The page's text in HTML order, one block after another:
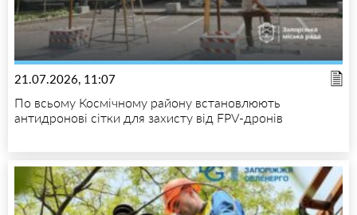
21.07.2026, 11:07
По всьому Космічному району встановлюють
антидронові сітки для захисту від FPV-дронів